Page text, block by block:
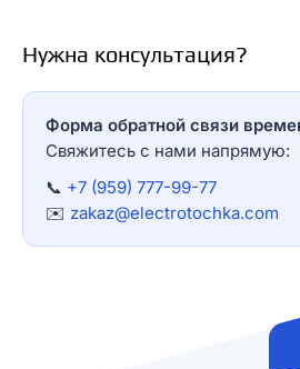
Нужна консультация?
Форма обратной связи
Свяжитесь с нами напрямую:
📞 +7 (959) 777-99-77
✉️ zakaz@electrotochka.com